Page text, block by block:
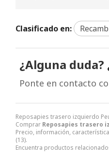
Reposapies trasero izquierdo
Comprar Reposapies trasero
Precio, información,
(13).
Encuentra productos
Clasificado en:
¿Alguna
Ponte en contacto